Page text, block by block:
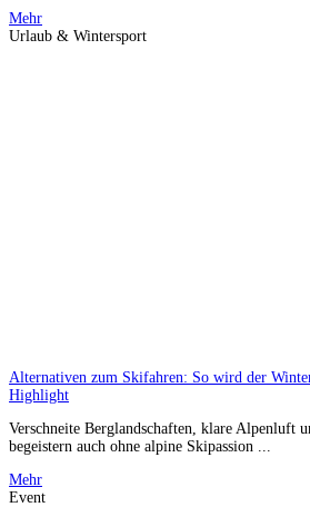
Mehr
Urlaub & Wintersport
Alternativen zum Skifahren: So wird der
Highlight
Verschneite Berglandschaften, klare Alpenluft
begeistern auch ohne alpine Skipassion ...
Mehr
Event